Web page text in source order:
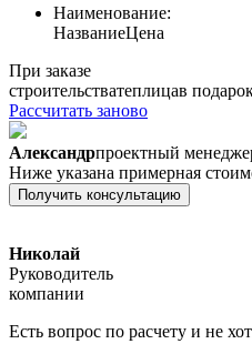
Наименование:
НазваниеЦена
При заказе
строительстватеплицав
Рассчитать заново
Александрпроектный
Ниже указана примерная
Получить консультацию
Николай
Руководитель
компании
Есть вопрос по расчету и не